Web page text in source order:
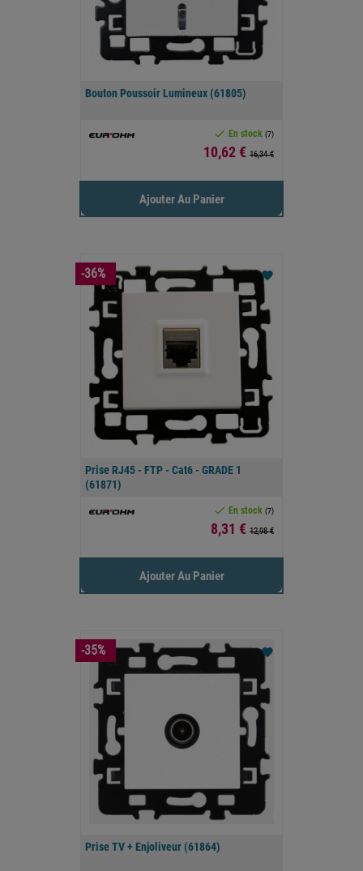
Bouton Poussoir Lumineux (61805)
 En stock (7)
Prix
10,62 € 16,34 €
Ajouter Au Panier
Prise RJ45 - FTP - Cat6 - GRADE 1
(61871)
 En stock (7)
Prix
8,31 € 12,98 €
favorite
Ajouter Au Panier
-36%
Prise TV + Enjoliveur (61864)
favorite
-35%